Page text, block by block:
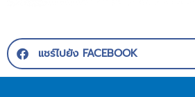
แชร์ไปยัง FACEBOOK